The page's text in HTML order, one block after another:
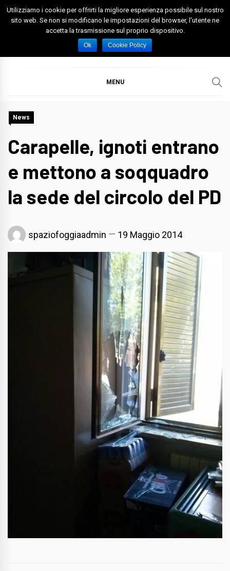
Skip
Spazio Foggia
Foggia News Calcio Eventi e Attività nella Capitanata
MENU
News
Carapelle, ignoti entrano
e mettono a soqquadro
la sede del circolo del PD
spaziofoggiaadmin 19 Maggio 2014
Utilizziamo i cookie per offrirti la migliore esperienza possibile sul nostro
sito web. Se non si modificano le impostazioni del browser, l'utente ne
accetta la trasmissione sul proprio dispositivo.
Ok Cookie Policy